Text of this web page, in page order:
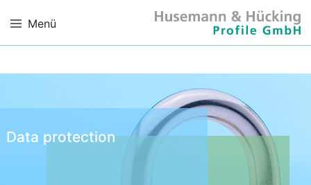
Menü
Data protection
Data protection